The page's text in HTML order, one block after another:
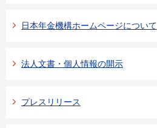
日本年金機構ホームページについて
法人文書・個人情報の開示
プレスリリース